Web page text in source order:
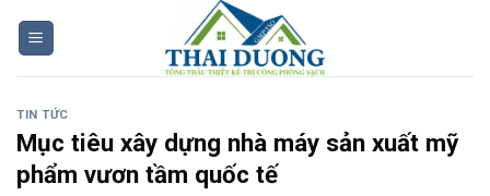
TIN TỨC
Mục tiêu xây dựng nhà máy sản xuất mỹ
phẩm vươn tầm quốc tế